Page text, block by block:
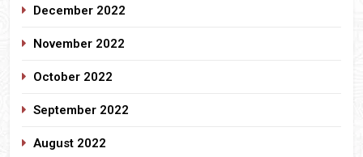
December 2022
November 2022
October 2022
September 2022
August 2022